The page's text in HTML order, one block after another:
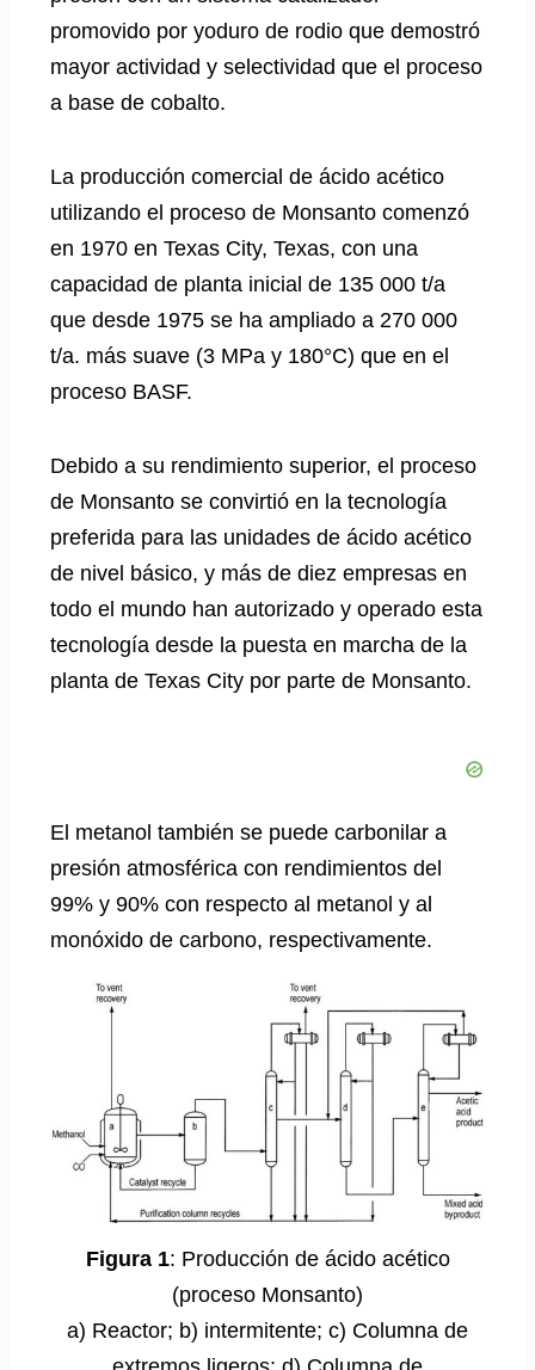
promovido por yoduro de rodio que demostró
mayor actividad y selectividad que el proceso
a base de cobalto.
La producción comercial de ácido acético
utilizando el proceso de Monsanto comenzó
en 1970 en Texas City, Texas, con una
capacidad de planta inicial de 135 000 t/a
que desde 1975 se ha ampliado a 270 000
t/a. más suave (3 MPa y 180°C) que en el
proceso BASF.
Debido a su rendimiento superior, el proceso
de Monsanto se convirtió en la tecnología
preferida para las unidades de ácido acético
de nivel básico, y más de diez empresas en
todo el mundo han autorizado y operado esta
tecnología desde la puesta en marcha de la
planta de Texas City por parte de Monsanto.
El metanol también se puede carbonilar a
presión atmosférica con rendimientos del
99% y 90% con respecto al metanol y al
monóxido de carbono, respectivamente.
Figura 1: Producción de ácido acético
(proceso Monsanto)
a) Reactor; b) intermitente; c) Columna de